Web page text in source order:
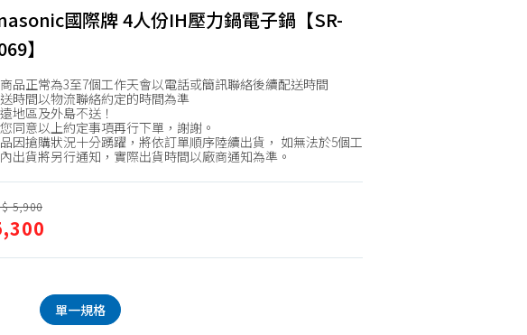
餐廚
寵物飼料、寵物用品
旅行用品、行李箱、
雨具
運動配件、護具
機車專區
書包、兒童生活用品
國際牌 4人份IH壓力鍋電子鍋【SR-
】
品正常為3至7個工作天會以電話或簡訊聯絡後續配送時間
時間以物流聯絡約定的時間為準
地區及外島不送！
同意以上約定事項再行下單，謝謝。
因搶購狀況十分踴躍，將依訂單順序陸續出貨， 如無法於5個工
出貨將另行通知，實際出貨時間以廠商通知為準。
5,900
單一規格